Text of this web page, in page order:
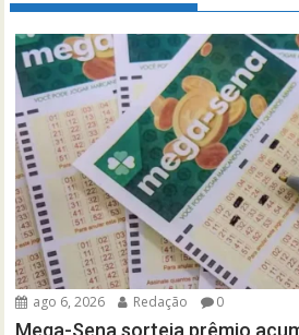
ago 6, 2026 Redação 0
Mega-Sena sorteia prêmio